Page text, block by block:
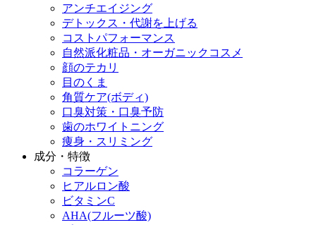
アンチエイジング
デトックス・代謝を上げる
コストパフォーマンス
自然派化粧品・オーガニックコスメ
顔のテカリ
目のくま
角質ケア(ボディ)
口臭対策・口臭予防
歯のホワイトニング
痩身・スリミング
成分・特徴
コラーゲン
ヒアルロン酸
ビタミンC
AHA(フルーツ酸)